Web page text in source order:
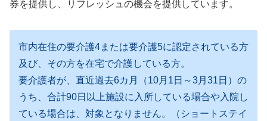
券を提供し、リフレッシュの機会を提供しています。
市内在住の要介護4または要介護5に認定されている方
及び、その方を在宅で介護している方。
要介護者が、直近過去6カ月（10月1日～3月31日）の
うち、合計90日以上施設に入所している場合や入院し
ている場合は、対象となりません。（ショートステイ